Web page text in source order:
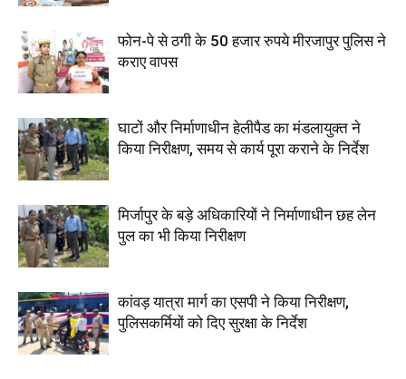
फोन-पे से ठगी के 50 हजार रुपये मीरजापुर पुलिस ने
कराए वापस
घाटों और निर्माणाधीन हेलीपैड का मंडलायुक्त ने
किया निरीक्षण, समय से कार्य पूरा कराने के निर्देश
मिर्जापुर के बड़े अधिकारियों ने निर्माणाधीन छह लेन
पुल का भी किया निरीक्षण
कांवड़ यात्रा मार्ग का एसपी ने किया निरीक्षण,
पुलिसकर्मियों को दिए सुरक्षा के निर्देश